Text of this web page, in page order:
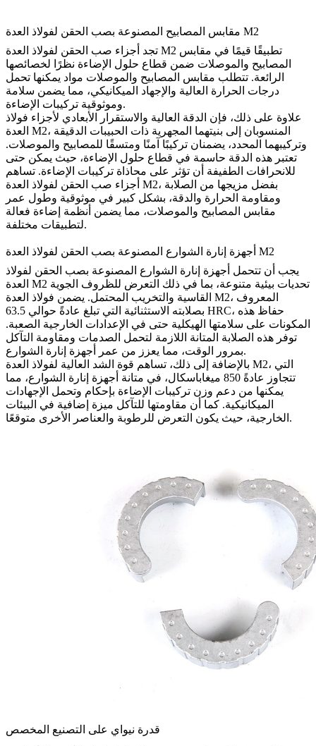
مقابس المصابيح المصنوعة بصب الحقن لفولاذ العدة M2
تجد أجزاء صب الحقن لفولاذ العدة M2 تطبيقًا قيمًا في مقابس
المصابيح والموصلات ضمن قطاع حلول الإضاءة نظرًا لخصائصها
الرائعة. تتطلب مقابس المصابيح والموصلات مواد يمكنها تحمل
درجات الحرارة العالية والإجهاد الميكانيكي، مما يضمن سلامة
وموثوقية تركيبات الإضاءة.
علاوة على ذلك، فإن الدقة العالية والاستقرار الأبعادي لأجزاء فولاذ
العدة M2، المنسوبان إلى بنيتهما المجهرية ذات الحبيبات الدقيقة
وتركيبهما المحدد، يضمنان تركيبًا آمنًا ومتسقًا للمصابيح والموصلات.
تعتبر هذه الدقة حاسمة في قطاع حلول الإضاءة، حيث يمكن حتى
للانحرافات الطفيفة أن تؤثر على محاذاة تركيبات الإضاءة. تساهم
أجزاء صب الحقن لفولاذ العدة M2، بفضل مزيجها من الصلابة
ومقاومة الحرارة والدقة، بشكل كبير في موثوقية وطول عمر
مقابس المصابيح والموصلات، مما يضمن أنظمة إضاءة فعالة
لتطبيقات مختلفة.
أجهزة إنارة الشوارع المصنوعة بصب الحقن لفولاذ العدة M2
يجب أن تتحمل أجهزة إنارة الشوارع المصنوعة بصب الحقن لفولاذ
العدة M2 تحديات بيئية متنوعة، بما في ذلك التعرض للظروف الجوية
القاسية والتخريب المحتمل. يضمن فولاذ العدة M2، المعروف
بصلابته الاستثنائية التي تبلغ عادةً حوالي 63.5 HRC، حفاظ هذه
المكونات على سلامتها الهيكلية حتى في الإعدادات الخارجية الصعبة.
توفر هذه الصلابة المتانة اللازمة لتحمل الصدمات ومقاومة التآكل
بمرور الوقت، مما يعزز من عمر أجهزة إنارة الشوارع.
بالإضافة إلى ذلك، تساهم قوة الشد العالية لفولاذ العدة M2، التي
تتجاوز عادةً 850 ميغاباسكال، في متانة أجهزة إنارة الشوارع، مما
يمكنها من دعم وزن تركيبات الإضاءة بإحكام وتحمل الإجهادات
الميكانيكية. كما أن مقاومتها للتآكل ميزة إضافية في البيئات
الخارجية، حيث يكون التعرض للرطوبة والعناصر الأخرى متوقعًا.
قدرة نيواي على التصنيع المخصص